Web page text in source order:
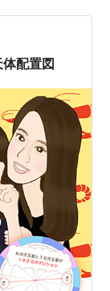
配置図